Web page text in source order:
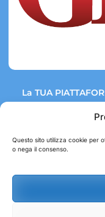
Questo sito utilizza cookie per
o nega il consenso.
La TUA
Link rapidi: